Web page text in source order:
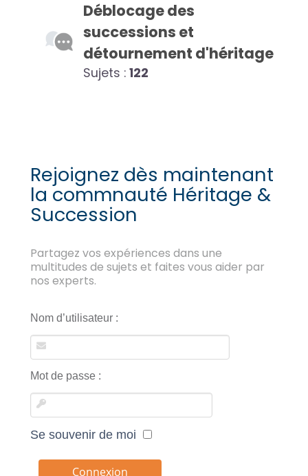
Déblocage des
successions et
détournement d'héritage
Sujets : 122
Rejoignez dès maintenant
la commnauté Héritage &
Succession
Partagez vos expériences dans une
multitudes de sujets et faites vous aider par
nos experts.
Nom d’utilisateur :
Mot de passe :
Se souvenir de moi